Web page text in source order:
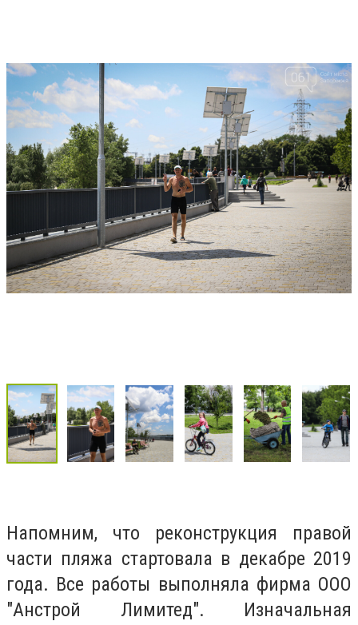
Напомним, что реконструкция правой
части пляжа стартовала в декабре 2019
года. Все работы выполняла фирма ООО
"Анстрой Лимитед". Изначальная